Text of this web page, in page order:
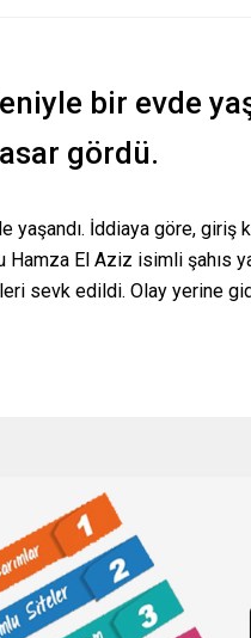
bir evde
gördü.
yaşandı. İddiaya göre,
El Aziz isimli şahıs
sevk edildi. Olay yerine